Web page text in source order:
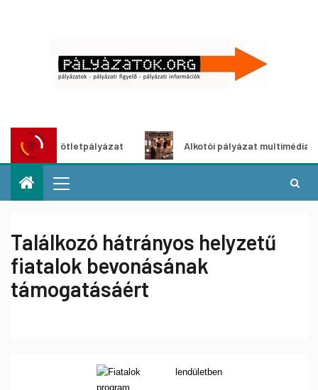
ötletpályázat Alkotói pályázat multimédia-
Találkozó hátrányos helyzetű
fiatalok bevonásának
támogatásáért